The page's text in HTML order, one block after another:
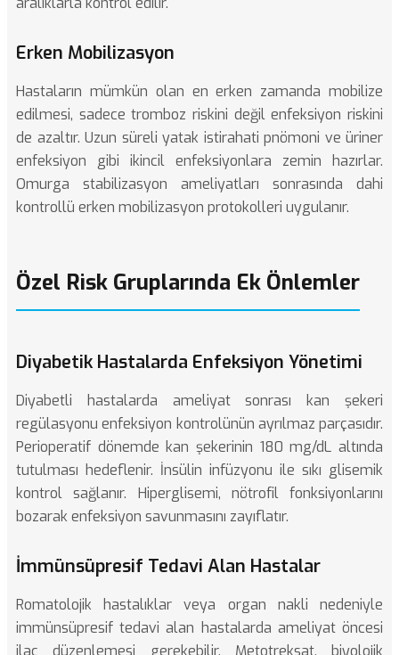
Erken Mobilizasyon
Hastaların mümkün olan en erken zamanda mobilize
edilmesi, sadece tromboz riskini değil enfeksiyon riskini
de azaltır. Uzun süreli yatak istirahati pnömoni ve üriner
enfeksiyon gibi ikincil enfeksiyonlara zemin hazırlar.
Omurga stabilizasyon ameliyatları sonrasında dahi
kontrollü erken mobilizasyon protokolleri uygulanır.
Özel Risk Gruplarında Ek Önlemler
Diyabetik Hastalarda Enfeksiyon Yönetimi
Diyabetli hastalarda ameliyat sonrası kan şekeri
regülasyonu enfeksiyon kontrolünün ayrılmaz parçasıdır.
Perioperatif dönemde kan şekerinin 180 mg/dL altında
tutulması hedeflenir. İnsülin infüzyonu ile sıkı glisemik
kontrol sağlanır. Hiperglisemi, nötrofil fonksiyonlarını
bozarak enfeksiyon savunmasını zayıflatır.
İmmünsüpresif Tedavi Alan Hastalar
Romatolojik hastalıklar veya organ nakli nedeniyle
immünsüpresif tedavi alan hastalarda ameliyat öncesi
ilaç düzenlemesi gerekebilir. Metotreksat, biyolojik